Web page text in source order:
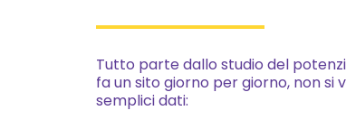
Tutto parte dallo studio del
fa un sito giorno per giorno, non si
semplici dati: